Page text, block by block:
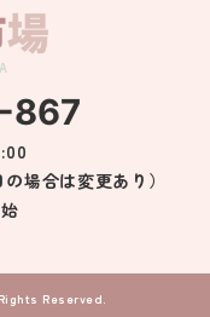
867
場合は変更あり）
Reserved.